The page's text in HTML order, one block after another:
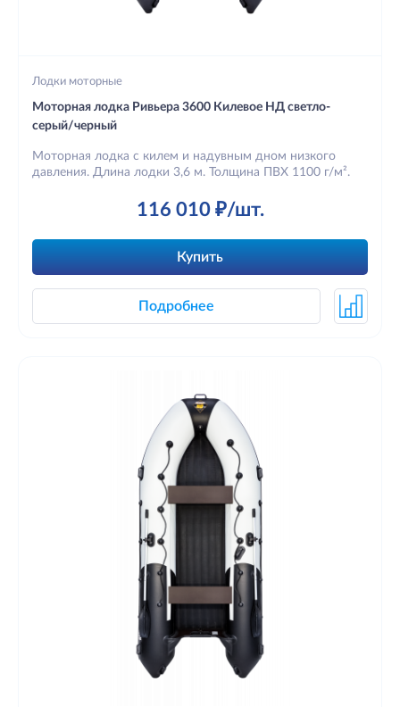
Лодки моторные
Моторная лодка Ривьера 3600 Килевое НД светло-
серый/черный
Моторная лодка с килем и надувным дном низкого
давления. Длина лодки 3,6 м. Толщина ПВХ 1100 г/м².
116 010 ₽/шт.
Купить
Подробнее